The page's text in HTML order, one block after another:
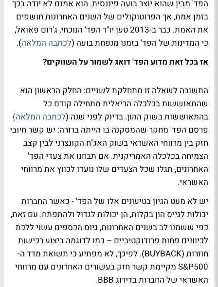
הפד' מבין שהוא יוצר בועה פיננסית. הוא אמנם לא יודה בכך
בזמן אמת, אך הפרוטוקולים של השנים האחרונות חושפים
את האמת. כבר ב-2013 טען יו"ר הפד' הנוכחי, ג'רום פאואל,
כי המדינות של הפד' בזמנו מנפחת בועה (לכתבה המלאה).
אז בכל זאת מדוע הפד' דואג לשמור על השווקים?
התשובה לשאלה זו מתחלקת לשניים: החלק הראשון הוא
שהתאוששות בכלכלה הריאלית מתחילה קודם כל
בהתאוששות בשוק ההון. בדיוק לפני שנה (לכתבה המלאה)
פרסם הפד' מחקר שהמסקנה בו הייתה ברורה: יש קשר חיובי
חזק בין מרווחי האשראי בשוק האג"ח הקונצרני לבין קצב
הצמיחה בכלכלה האמריקנית. אם תבחנו את צעדי הפד'
האחרונים, תגלו שכל הצעדים שלו נועדו לכווץ את מרווחי
האשראי.
יש לא מעט הגיון בטיעונים אלו של הפד' - כאשר החברות
יכולות לגייס הון בקלות, הן יכולות לגדול ולהתפתח. עם זאת,
כפי ששמנו לב בשנים האחרונות, גיוס הכספים עשוי ללכת
לכיוונים פחות פרודוקטיביים – כמו לדוגמה ביצוע רכישות
חוזרות (BUYBACK). לפיכך, לא מפתיע כי תשואת מדד ה-
S&P500 מקיימת קשר חזק בעשורים האחרונים עם מרווחי
האשראי של החברות בדירוג BBB.